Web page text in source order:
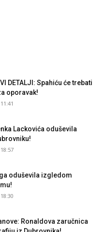
DETALJI: Spahiću će trebati
oporavak!
Lackovića oduševila
oduševila izgledom
Ronaldova zaručnica